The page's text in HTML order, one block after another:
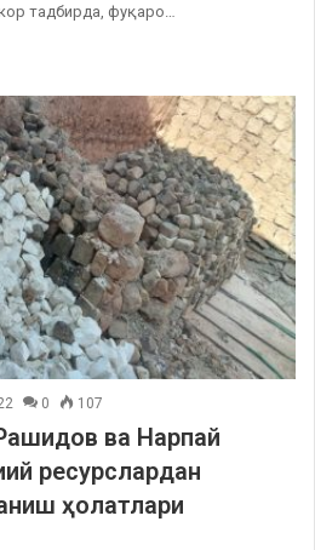
тадбирда, фуқаро…
0 107
ва Нарпай
ресурслардан
ҳолатлари